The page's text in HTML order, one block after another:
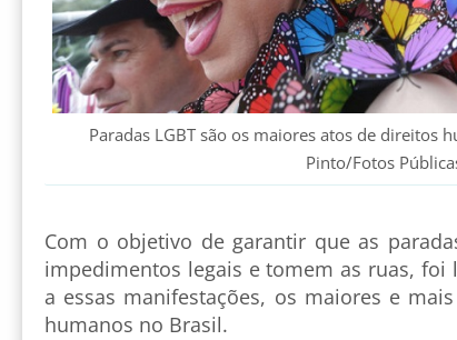
Paradas LGBT são os maiores atos de direitos
Pinto/Fotos
Com o objetivo de garantir que as
impedimentos legais e tomem as ruas,
a essas manifestações, os maiores e
humanos no Brasil.